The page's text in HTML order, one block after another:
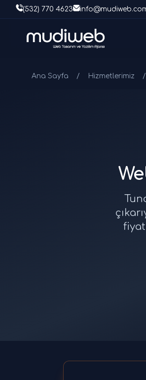
(532) 770 4623
Ana Sayfa / Hizmetlerimiz /